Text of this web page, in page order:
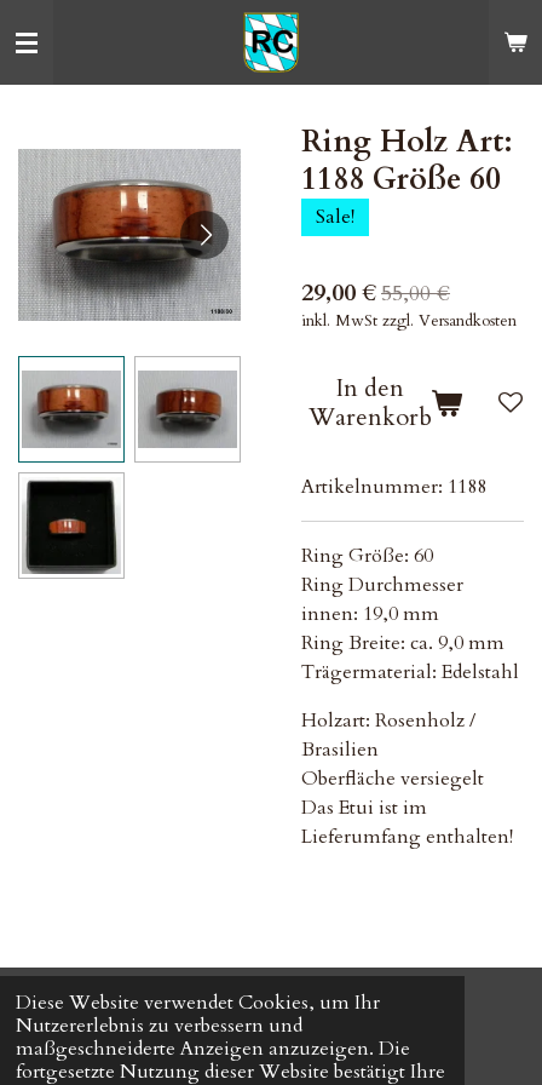
Diese Website verwendet Cookies, um Ihr
Nutzererlebnis zu verbessern und
maßgeschneiderte Anzeigen anzuzeigen. Die
fortgesetzte Nutzung dieser Website bestätigt Ihre
Hauptinhalt
springen
Ring Holz Art:
1188 Größe 60
Sale!
29,00 €55,00 €
inkl. MwSt zzgl. Versandkosten
In den
Warenkorb
Artikelnummer: 1188
Ring Größe: 60
Ring Durchmesser
innen: 19,0 mm
Ring Breite: ca. 9,0 mm
Trägermaterial: Edelstahl
Holzart: Rosenholz /
Brasilien
Oberfläche versiegelt
Das Etui ist im
Lieferumfang enthalten!
© 2024 HOLZ FÜR DIE EWIGKEIT-
Mit Unterstützung vonWebador